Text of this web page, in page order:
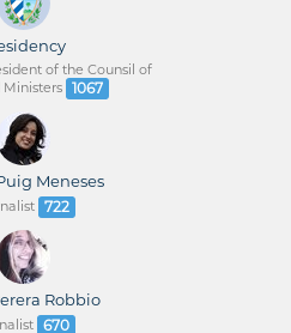
of the Counsil of
1067
Meneses
722
Robbio
670